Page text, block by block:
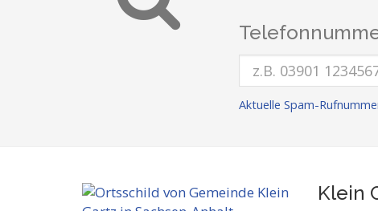
Aktuelle Spam-
Klein